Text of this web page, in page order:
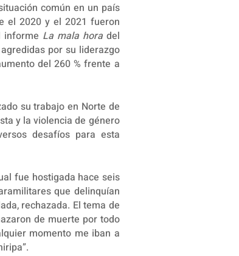
común en un país
el 2020 y el 2021 fueron
informe La mala hora del
por su liderazgo
del 260 % frente a
su trabajo en Norte de
y la violencia de género
desafíos para esta
fue hostigada hace seis
que delinquían
rechazada. El tema de
de muerte por todo
momento me iban a